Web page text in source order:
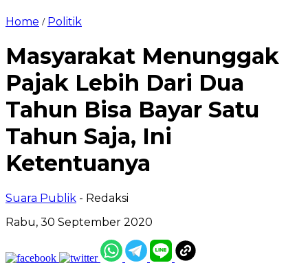
Home / Politik
Masyarakat Menunggak
Pajak Lebih Dari Dua
Tahun Bisa Bayar Satu
Tahun Saja, Ini
Ketentuanya
Suara Publik - Redaksi
Rabu, 30 September 2020